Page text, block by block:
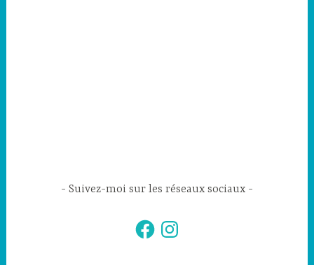
Suivez-moi sur les réseaux sociaux
FacebookInstagram